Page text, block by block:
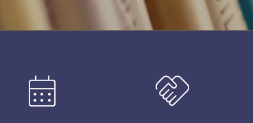
calendar_month handshake